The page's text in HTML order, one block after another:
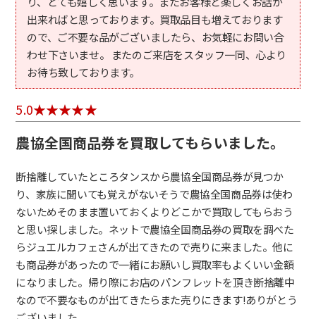
出来ればと思っております。買取品目も増えております
ので、ご不要な品がございましたら、お気軽にお問い合
わせ下さいませ。 またのご来店をスタッフ一同、心より
お待ち致しております。
5.0
農協全国商品券を買取してもらいました。
断捨離していたところタンスから農協全国商品券が見つか
り、家族に聞いても覚えがないそうで農協全国商品券は使わ
ないためそのまま置いておくよりどこかで買取してもらおう
と思い探しました。ネットで農協全国商品券の買取を調べた
らジュエルカフェさんが出てきたので売りに来ました。他に
も商品券があったので一緒にお願いし買取率もよくいい金額
になりました。帰り際にお店のパンフレットを頂き断捨離中
なので不要なものが出てきたらまた売りにきます!ありがとう